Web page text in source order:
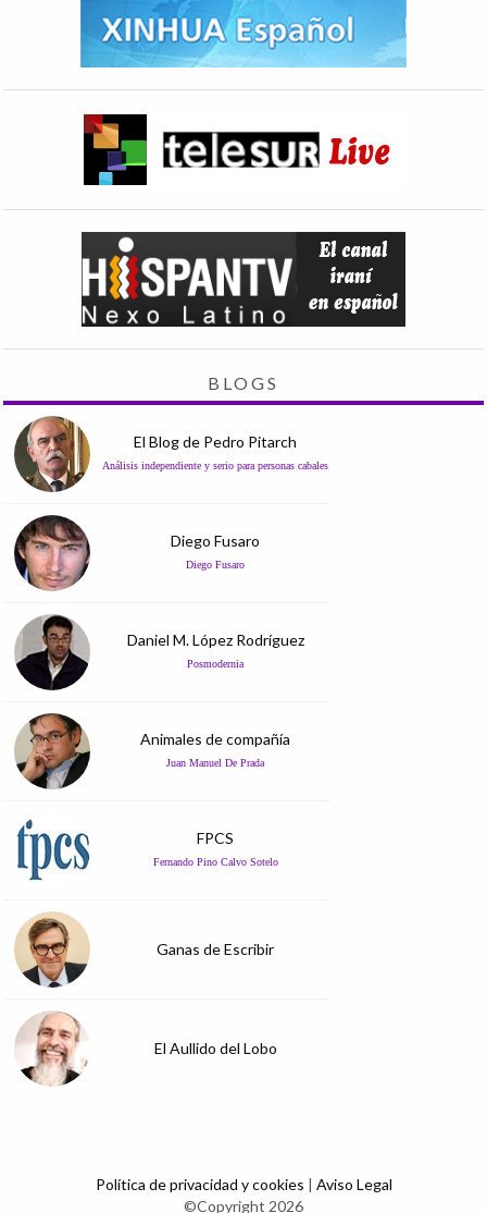
BLOGS
El Blog de Pedro Pitarch
Análisis independiente y serio para personas cabales
Diego Fusaro
Diego Fusaro
Daniel M. López Rodríguez
Posmodernia
Animales de compañía
Juan Manuel De Prada
FPCS
Fernando Pino Calvo Sotelo
Ganas de Escribir
El Aullido del Lobo
Política de privacidad y cookies | Aviso Legal
©Copyright 2026